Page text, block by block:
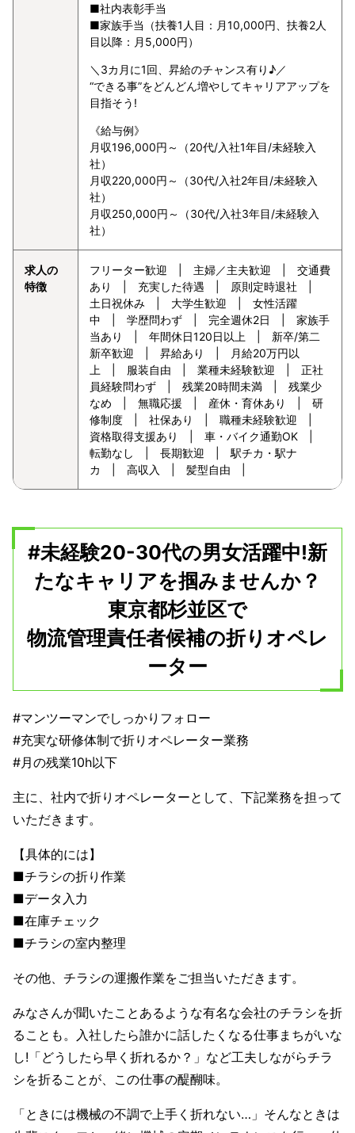
■社内表彰手当
■家族手当（扶養1人目：月10,000円、扶養2人
目以降：月5,000円）
＼3カ月に1回、昇給のチャンス有り♪／
“できる事”をどんどん増やしてキャリアアップを
目指そう!
《給与例》
月収196,000円～（20代/入社1年目/未経験入
社）
月収220,000円～（30代/入社2年目/未経験入
社）
月収250,000円～（30代/入社3年目/未経験入
社）
求人の
特徴
フリーター歓迎 | 主婦／主夫歓迎 | 交通費
あり | 充実した待遇 | 原則定時退社 |
土日祝休み | 大学生歓迎 | 女性活躍
中 | 学歴問わず | 完全週休2日 | 家族手
当あり | 年間休日120日以上 | 新卒/第二
新卒歓迎 | 昇給あり | 月給20万円以
上 | 服装自由 | 業種未経験歓迎 | 正社
員経験問わず | 残業20時間未満 | 残業少
なめ | 無職応援 | 産休・育休あり | 研
修制度 | 社保あり | 職種未経験歓迎 |
資格取得支援あり | 車・バイク通勤OK |
転勤なし | 長期歓迎 | 駅チカ・駅ナ
カ | 高収入 | 髪型自由 |
#未経験20-30代の男女活躍中!新
たなキャリアを掴みませんか？
東京都杉並区で
物流管理責任者候補の折りオペレ
ーター
#マンツーマンでしっかりフォロー
#充実な研修体制で折りオペレーター業務
#月の残業10h以下
主に、社内で折りオペレーターとして、下記業務を担って
いただきます。
【具体的には】
■チラシの折り作業
■データ入力
■在庫チェック
■チラシの室内整理
その他、チラシの運搬作業をご担当いただきます。
みなさんが聞いたことあるような有名な会社のチラシを折
ることも。入社したら誰かに話したくなる仕事まちがいな
し!「どうしたら早く折れるか？」など工夫しながらチラ
シを折ることが、この仕事の醍醐味。
「ときには機械の不調で上手く折れない…」そんなときは